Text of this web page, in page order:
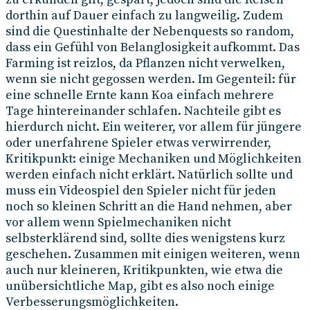
dorthin auf Dauer einfach zu langweilig. Zudem
sind die Questinhalte der Nebenquests so random,
dass ein Gefühl von Belanglosigkeit aufkommt. Das
Farming ist reizlos, da Pflanzen nicht verwelken,
wenn sie nicht gegossen werden. Im Gegenteil: für
eine schnelle Ernte kann Koa einfach mehrere
Tage hintereinander schlafen. Nachteile gibt es
hierdurch nicht. Ein weiterer, vor allem für jüngere
oder unerfahrene Spieler etwas verwirrender,
Kritikpunkt: einige Mechaniken und Möglichkeiten
werden einfach nicht erklärt. Natürlich sollte und
muss ein Videospiel den Spieler nicht für jeden
noch so kleinen Schritt an die Hand nehmen, aber
vor allem wenn Spielmechaniken nicht
selbsterklärend sind, sollte dies wenigstens kurz
geschehen. Zusammen mit einigen weiteren, wenn
auch nur kleineren, Kritikpunkten, wie etwa die
unübersichtliche Map, gibt es also noch einige
Verbesserungsmöglichkeiten.